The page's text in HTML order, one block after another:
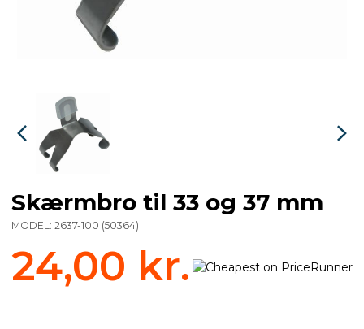
Skærmbro til 33 og 37 mm
MODEL: 2637-100 (50364)
24,00 kr.